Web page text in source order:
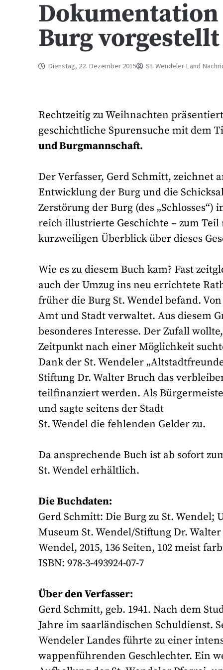
Dokumentation
Burg vorgestellt
Dienstag, 22. Dezember 2015 St. Wendeler Land
Rechtzeitig zu Weihnachten
geschichtliche Spurensuche mit dem
und Burgmannschaft.
Der Verfasser, Gerd Schmitt, zeichnet
Entwicklung der Burg und die
Zerstörung der Burg (des
reich illustrierte Geschichte – zum
kurzweiligen Überblick über dieses
Wie es zu diesem Buch kam? Fast
auch der Umzug ins neu errichtete
früher die Burg St. Wendel befand.
Amt und Stadt verwaltet. Aus diesem
besonderes Interesse. Der Zufall
Zeitpunkt nach einer Möglichkeit
Dank der St. Wendeler
Stiftung Dr. Walter Bruch das
teilfinanziert werden. Als
und sagte seitens der Stadt
St. Wendel die fehlenden Gelder zu.
Da ansprechende Buch ist ab sofort
St. Wendel erhältlich.
Die Buchdaten:
Gerd Schmitt: Die Burg zu St.
Museum St. Wendel/Stiftung Dr.
Wendel, 2015, 136 Seiten, 102 meist
ISBN: 978-3-493924-07-7
Über den Verfasser:
Gerd Schmitt, geb. 1941. Nach dem
Jahre im saarländischen Schuldienst.
Wendeler Landes führte zu einer
wappenführenden Geschlechter. Ein